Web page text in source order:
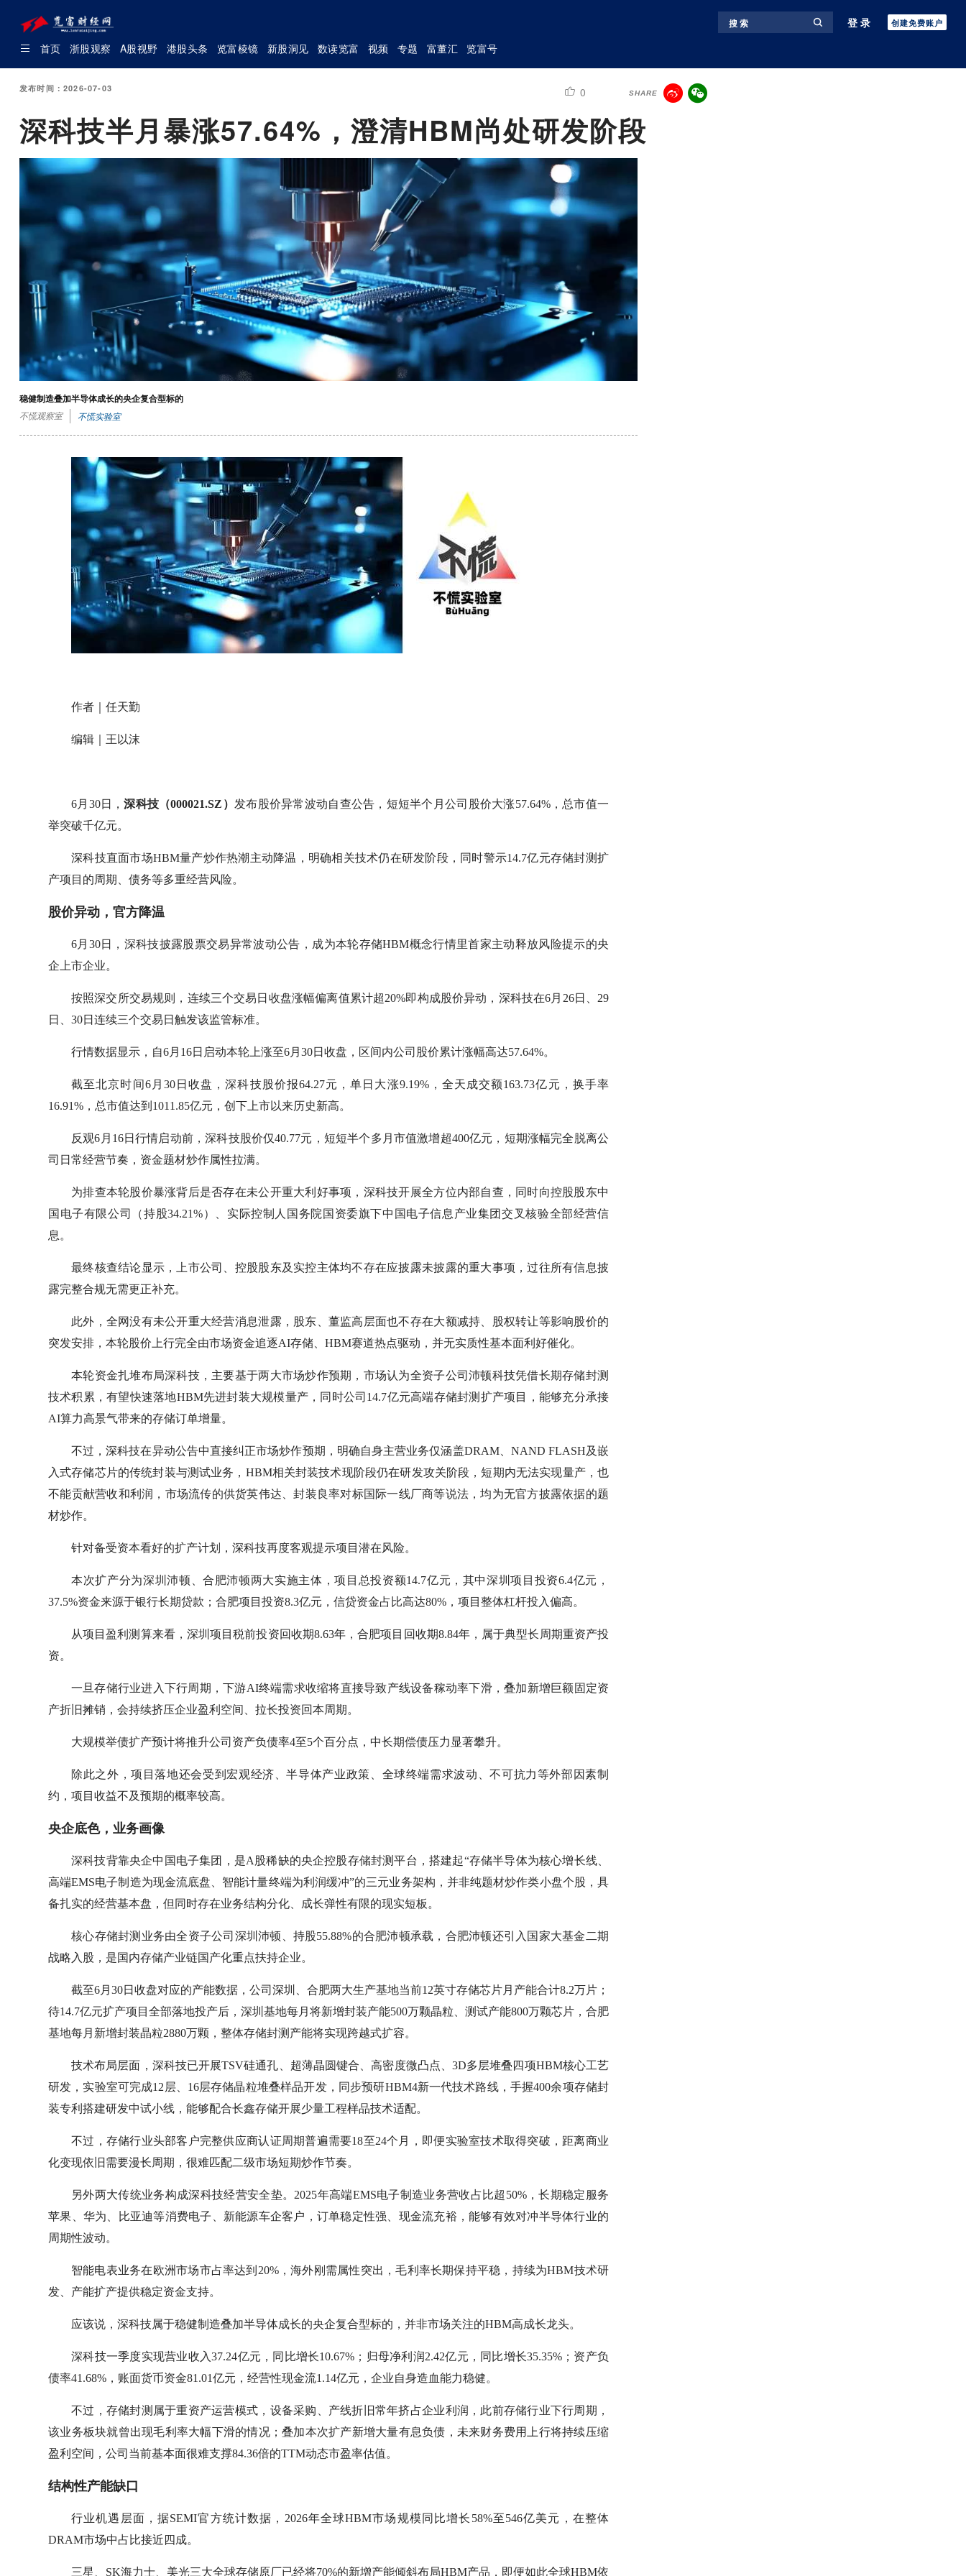
搜 索 登录 创建免费账户
首页 浙股观察 A股视野 港股头条 览富棱镜 新股洞见 数读览富 视频 专题 富董汇 览富号
发布时间：2026-07-03 0 SHARE
深科技半月暴涨57.64%，澄清HBM尚处研发阶段
稳健制造叠加半导体成长的央企复合型标的
不慌观察室 不慌实验室
作者｜任天勤
编辑｜王以沫
6月30日，深科技（000021.SZ） 发布股价异常波动自查公告，短短半个月公司股价大涨57.64%，总市值一
举突破千亿元。
深科技直面市场HBM量产炒作热潮主动降温，明确相关技术仍在研发阶段，同时警示14.7亿元存储封测扩
产项目的周期、债务等多重经营风险。
股价异动，官方降温
6月30日，深科技披露股票交易异常波动公告，成为本轮存储HBM概念行情里首家主动释放风险提示的央
企上市企业。
按照深交所交易规则，连续三个交易日收盘涨幅偏离值累计超20%即构成股价异动，深科技在6月26日、29
日、30日连续三个交易日触发该监管标准。
行情数据显示，自6月16日启动本轮上涨至6月30日收盘，区间内公司股价累计涨幅高达57.64%。
截至北京时间6月30日收盘，深科技股价报64.27元，单日大涨9.19%，全天成交额163.73亿元，换手率
16.91%，总市值达到1011.85亿元，创下上市以来历史新高。
反观6月16日行情启动前，深科技股价仅40.77元，短短半个多月市值激增超400亿元，短期涨幅完全脱离公
司日常经营节奏，资金题材炒作属性拉满。
为排查本轮股价暴涨背后是否存在未公开重大利好事项，深科技开展全方位内部自查，同时向控股股东中
国电子有限公司（持股34.21%）、实际控制人国务院国资委旗下中国电子信息产业集团交叉核验全部经营信
息。
最终核查结论显示，上市公司、控股股东及实控主体均不存在应披露未披露的重大事项，过往所有信息披
露完整合规无需更正补充。
此外，全网没有未公开重大经营消息泄露，股东、董监高层面也不存在大额减持、股权转让等影响股价的
突发安排，本轮股价上行完全由市场资金追逐AI存储、HBM赛道热点驱动，并无实质性基本面利好催化。
本轮资金扎堆布局深科技，主要基于两大市场炒作预期，市场认为全资子公司沛顿科技凭借长期存储封测
技术积累，有望快速落地HBM先进封装大规模量产，同时公司14.7亿元高端存储封测扩产项目，能够充分承接
AI算力高景气带来的存储订单增量。
不过，深科技在异动公告中直接纠正市场炒作预期，明确自身主营业务仅涵盖DRAM、NAND FLASH及嵌
入式存储芯片的传统封装与测试业务，HBM相关封装技术现阶段仍在研发攻关阶段，短期内无法实现量产，也
不能贡献营收和利润，市场流传的供货英伟达、封装良率对标国际一线厂商等说法，均为无官方披露依据的题
材炒作。
针对备受资本看好的扩产计划，深科技再度客观提示项目潜在风险。
本次扩产分为深圳沛顿、合肥沛顿两大实施主体，项目总投资额14.7亿元，其中深圳项目投资6.4亿元，
37.5%资金来源于银行长期贷款；合肥项目投资8.3亿元，信贷资金占比高达80%，项目整体杠杆投入偏高。
从项目盈利测算来看，深圳项目税前投资回收期8.63年，合肥项目回收期8.84年，属于典型长周期重资产投
资。
一旦存储行业进入下行周期，下游AI终端需求收缩将直接导致产线设备稼动率下滑，叠加新增巨额固定资
产折旧摊销，会持续挤压企业盈利空间、拉长投资回本周期。
大规模举债扩产预计将推升公司资产负债率4至5个百分点，中长期偿债压力显著攀升。
除此之外，项目落地还会受到宏观经济、半导体产业政策、全球终端需求波动、不可抗力等外部因素制
约，项目收益不及预期的概率较高。
央企底色，业务画像
深科技背靠央企中国电子集团，是A股稀缺的央企控股存储封测平台，搭建起“存储半导体为核心增长线、
高端EMS电子制造为现金流底盘、智能计量终端为利润缓冲”的三元业务架构，并非纯题材炒作类小盘个股，具
备扎实的经营基本盘，但同时存在业务结构分化、成长弹性有限的现实短板。
核心存储封测业务由全资子公司深圳沛顿、持股55.88%的合肥沛顿承载，合肥沛顿还引入国家大基金二期
战略入股，是国内存储产业链国产化重点扶持企业。
截至6月30日收盘对应的产能数据，公司深圳、合肥两大生产基地当前12英寸存储芯片月产能合计8.2万片；
待14.7亿元扩产项目全部落地投产后，深圳基地每月将新增封装产能500万颗晶粒、测试产能800万颗芯片，合肥
基地每月新增封装晶粒2880万颗，整体存储封测产能将实现跨越式扩容。
技术布局层面，深科技已开展TSV硅通孔、超薄晶圆键合、高密度微凸点、3D多层堆叠四项HBM核心工艺
研发，实验室可完成12层、16层存储晶粒堆叠样品开发，同步预研HBM4新一代技术路线，手握400余项存储封
装专利搭建研发中试小线，能够配合长鑫存储开展少量工程样品技术适配。
不过，存储行业头部客户完整供应商认证周期普遍需要18至24个月，即便实验室技术取得突破，距离商业
化变现依旧需要漫长周期，很难匹配二级市场短期炒作节奏。
另外两大传统业务构成深科技经营安全垫。2025年高端EMS电子制造业务营收占比超50%，长期稳定服务
苹果、华为、比亚迪等消费电子、新能源车企客户，订单稳定性强、现金流充裕，能够有效对冲半导体行业的
周期性波动。
智能电表业务在欧洲市场市占率达到20%，海外刚需属性突出，毛利率长期保持平稳，持续为HBM技术研
发、产能扩产提供稳定资金支持。
应该说，深科技属于稳健制造叠加半导体成长的央企复合型标的，并非市场关注的HBM高成长龙头。
深科技一季度实现营业收入37.24亿元，同比增长10.67%；归母净利润2.42亿元，同比增长35.35%；资产负
债率41.68%，账面货币资金81.01亿元，经营性现金流1.14亿元，企业自身造血能力稳健。
不过，存储封测属于重资产运营模式，设备采购、产线折旧常年挤占企业利润，此前存储行业下行周期，
该业务板块就曾出现毛利率大幅下滑的情况；叠加本次扩产新增大量有息负债，未来财务费用上行将持续压缩
盈利空间，公司当前基本面很难支撑84.36倍的TTM动态市盈率估值。
结构性产能缺口
行业机遇层面，据SEMI官方统计数据，2026年全球HBM市场规模同比增长58%至546亿美元，在整体
DRAM市场中占比接近四成。
三星、SK海力士、美光三大全球存储原厂已经将70%的新增产能倾斜布局HBM产品，即便如此全球HBM依